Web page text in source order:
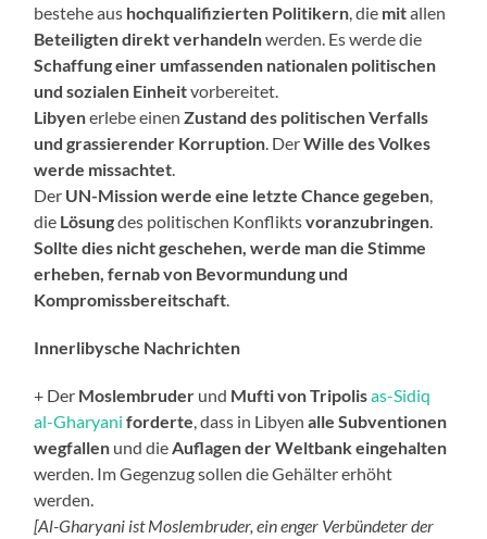
bestehe aus hochqualifizierten Politikern , die mitallen
Beteiligten direkt verhandelnwerden. Es werde die
Schaffung einer umfassenden nationalen politischen
und sozialen Einheitvorbereitet.
Libyenerlebe einenZustand des politischen Verfalls
und grassierender Korruption . DerWille des Volkes
werde missachtet
Der UN-Mission werde eine letzte Chance gegeben
die Lösungdes politischen Konfliktsvoranzubringen
Sollte dies nicht geschehen, werde man die Stimme
erheben, fernab von Bevormundung und
Kompromissbereitschaft
Innerlibysche Nachrichten
+ Der Moslembruder und Mufti von Tripolisas-Sidiq
al-Gharyani forderte , dass in Libyenalle Subventionen
wegfallen und die Auflagen der Weltbank eingehalten
werden. Im Gegenzug sollen die Gehälter erhöht
werden.
[Al-Gharyani ist Moslembruder, ein enger Verbündeter der